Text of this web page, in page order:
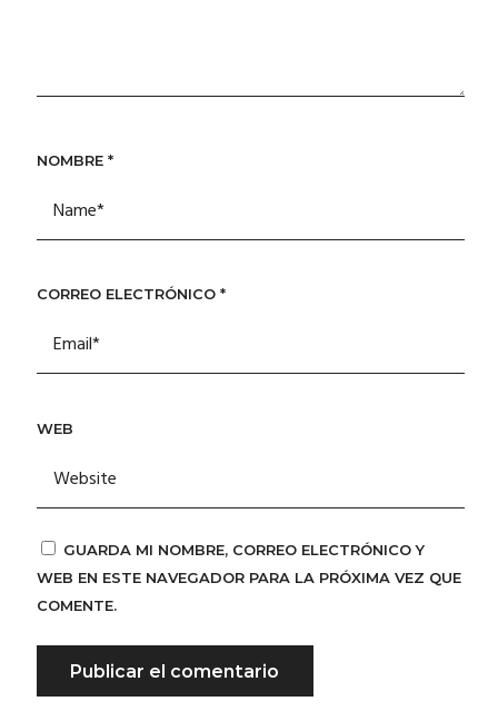
NOMBRE *
CORREO ELECTRÓNICO *
WEB
GUARDA MI NOMBRE, CORREO ELECTRÓNICO Y
WEB EN ESTE NAVEGADOR PARA LA PRÓXIMA VEZ QUE
COMENTE.